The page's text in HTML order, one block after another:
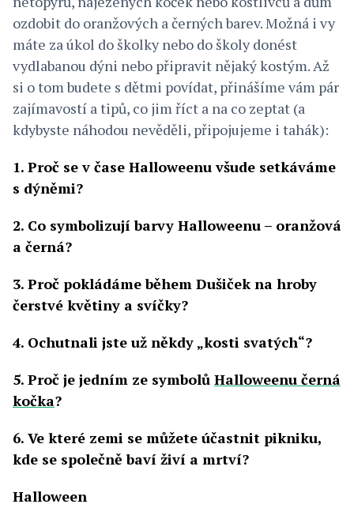
ozdobit do oranžových a černých barev. Možná i vy
máte za úkol do školky nebo do školy donést
vydlabanou dýni nebo připravit nějaký kostým. Až
si o tom budete s dětmi povídat, přinášíme vám pár
zajímavostí a tipů, co jim říct a na co zeptat (a
kdybyste náhodou nevěděli, připojujeme i tahák):
1. Proč se v čase Halloweenu všude setkáváme
s dýněmi?
2. Co symbolizují barvy Halloweenu – oranžová
a černá?
3. Proč pokládáme během Dušiček na hroby
čerstvé květiny a svíčky?
4. Ochutnali jste už někdy „kosti svatých“?
5. Proč je jedním ze symbolů Halloweenu černá
kočka?
6. Ve které zemi se můžete účastnit pikniku,
kde se společně baví živí a mrtví?
Halloween